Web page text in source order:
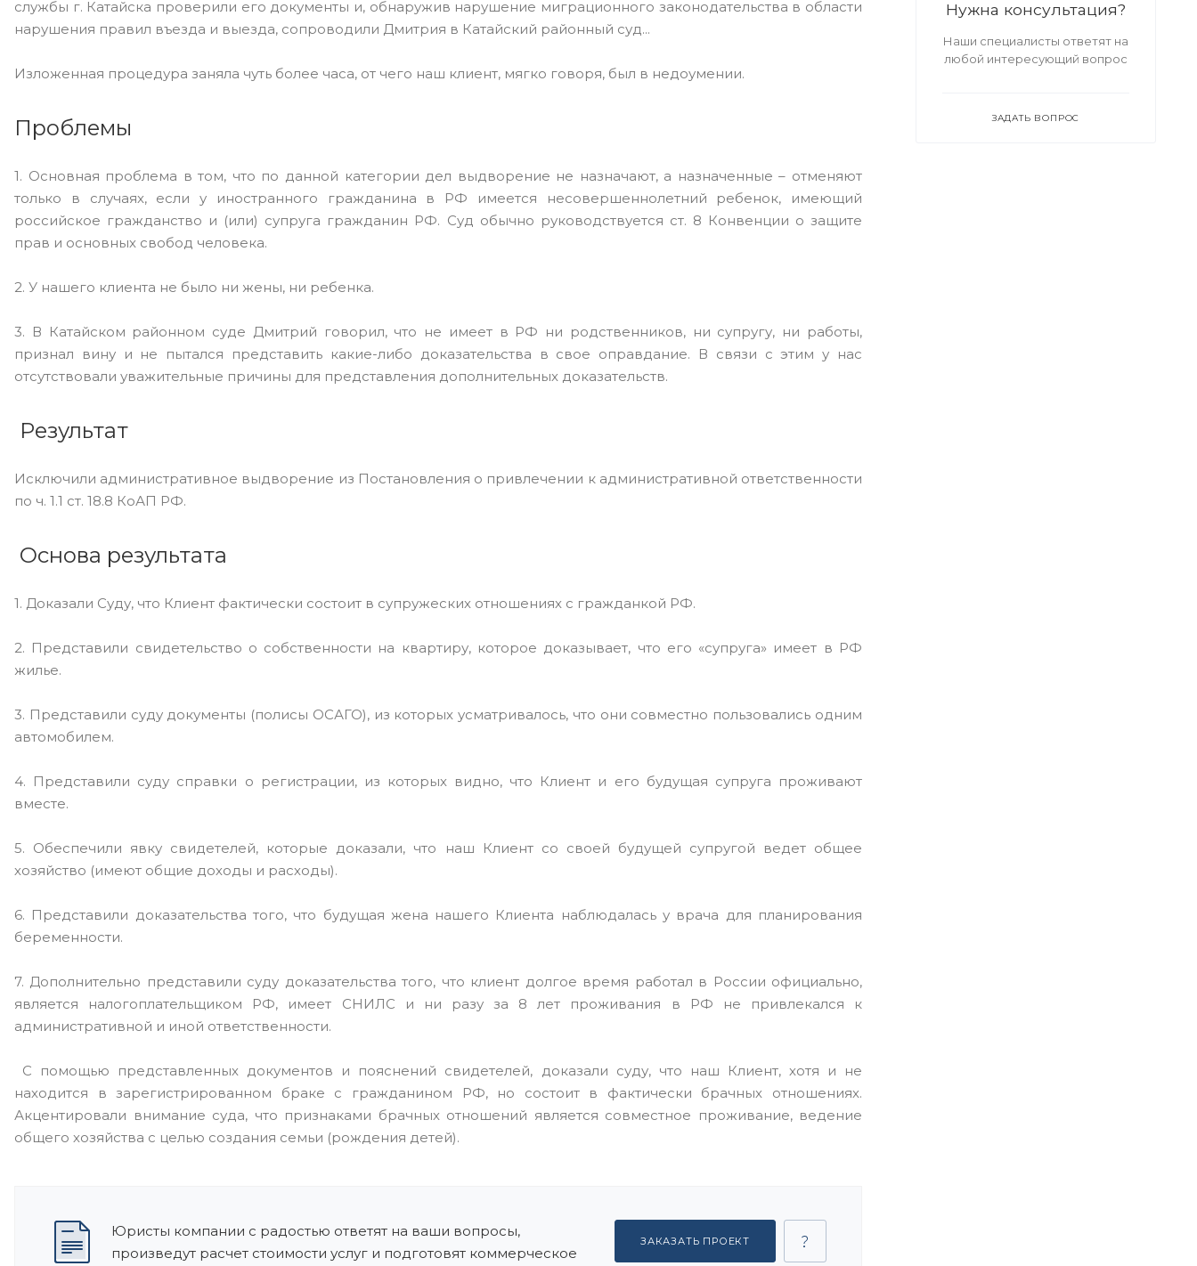
службы г. Катайска проверили его документы и, обнаружив нарушение миграционного законодательства в области
нарушения правил въезда и выезда, сопроводили Дмитрия в Катайский районный суд...
Изложенная процедура заняла чуть более часа, от чего наш клиент, мягко говоря, был в недоумении.
Проблемы
1. Основная проблема в том, что по данной категории дел выдворение не назначают, а назначенные – отменяют
только в случаях, если у иностранного гражданина в РФ имеется несовершеннолетний ребенок, имеющий
российское гражданство и (или) супруга гражданин РФ. Суд обычно руководствуется ст. 8 Конвенции о защите
прав и основных свобод человека.
2. У нашего клиента не было ни жены, ни ребенка.
3. В Катайском районном суде Дмитрий говорил, что не имеет в РФ ни родственников, ни супругу, ни работы,
признал вину и не пытался представить какие-либо доказательства в свое оправдание. В связи с этим у нас
отсутствовали уважительные причины для представления дополнительных доказательств.
Результат
Исключили административное выдворение из Постановления о привлечении к административной ответственности
по ч. 1.1 ст. 18.8 КоАП РФ.
Основа результата
1. Доказали Суду, что Клиент фактически состоит в супружеских отношениях с гражданкой РФ.
2. Представили свидетельство о собственности на квартиру, которое доказывает, что его «супруга» имеет в РФ
жилье.
3. Представили суду документы (полисы ОСАГО), из которых усматривалось, что они совместно пользовались одним
автомобилем.
4. Представили суду справки о регистрации, из которых видно, что Клиент и его будущая супруга проживают
вместе.
5. Обеспечили явку свидетелей, которые доказали, что наш Клиент со своей будущей супругой ведет общее
хозяйство (имеют общие доходы и расходы).
6. Представили доказательства того, что будущая жена нашего Клиента наблюдалась у врача для планирования
беременности.
7. Дополнительно представили суду доказательства того, что клиент долгое время работал в России официально,
является налогоплательщиком РФ, имеет СНИЛС и ни разу за 8 лет проживания в РФ не привлекался к
административной и иной ответственности.
С помощью представленных документов и пояснений свидетелей, доказали суду, что наш Клиент, хотя и не
находится в зарегистрированном браке с гражданином РФ, но состоит в фактически брачных отношениях.
Акцентировали внимание суда, что признаками брачных отношений является совместное проживание, ведение
общего хозяйства с целью создания семьи (рождения детей).
Юристы компании с радостью ответят на ваши вопросы,
произведут расчет стоимости услуг и подготовят коммерческое
ЗАКАЗАТЬ ПРОЕКТ
Нужна консультация?
Наши специалисты ответят на
любой интересующий вопрос
ЗАДАТЬ ВОПРОС